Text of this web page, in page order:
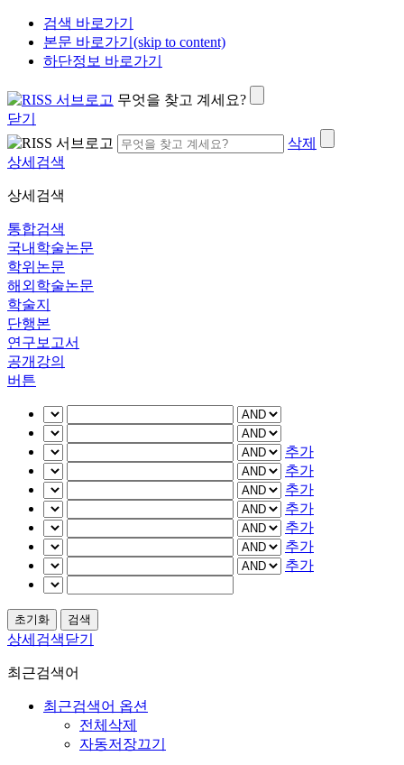
검색 바로가기
본문 바로가기(skip to content)
하단정보 바로가기
무엇을 찾고 계세요?
닫기
삭제
상세검색
상세검색
통합검색
국내학술논문
학위논문
해외학술논문
학술지
단행본
연구보고서
공개강의
버튼
추가
추가
추가
추가
추가
추가
추가
상세검색닫기
최근검색어
최근검색어 옵션
전체삭제
자동저장끄기